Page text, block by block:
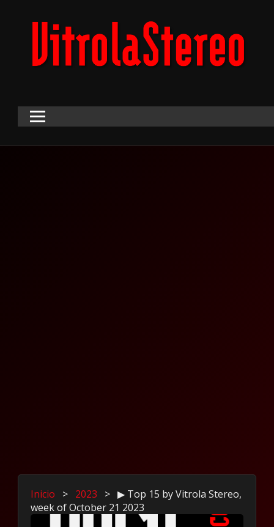
Inicio > 2023 > ▶ Top 15 by Vitrola Stereo,
week of October 21 2023